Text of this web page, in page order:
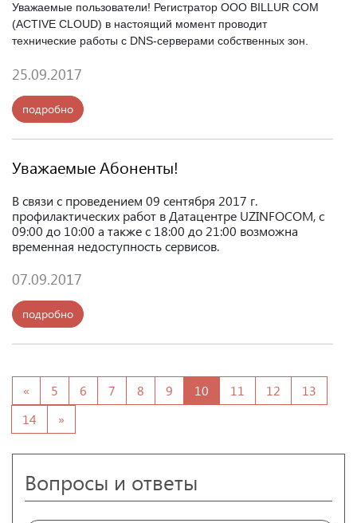
Уважаемые пользователи! Регистратор OOO BILLUR COM
(ACTIVE CLOUD) в настоящий момент проводит
технические работы с DNS-серверами собственных зон.
25.09.2017
подробно
Уважаемые Абоненты!
В связи с проведением 09 сентября 2017 г.
профилактических работ в Датацентре UZINFOCOM, с
09:00 до 10:00 а также с 18:00 до 21:00 возможна
временная недоступность сервисов.
07.09.2017
подробно
« 5 6 7 8 9 10 11 12
13
14
»
Вопросы и ответы